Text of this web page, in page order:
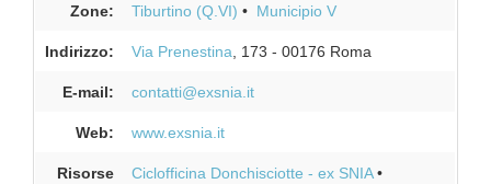
Zone: Tiburtino (Q.VI) Municipio V
Indirizzo: Via Prenestina , 173 - 00176 Roma
E-mail: contatti@exsnia.it
Web: www.exsnia.it
Risorse
Ciclofficina Donchisciotte - ex SNIA